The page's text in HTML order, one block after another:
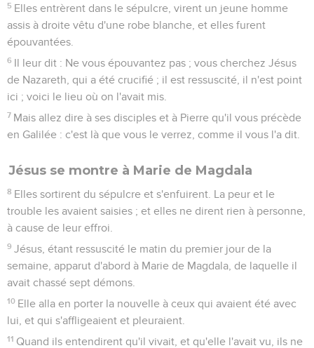
5 Elles entrèrent dans le sépulcre, virent un jeune homme
assis à droite vêtu d'une robe blanche, et elles furent
épouvantées.
6 Il leur dit : Ne vous épouvantez pas ; vous cherchez Jésus
de Nazareth, qui a été crucifié ; il est ressuscité, il n'est point
ici ; voici le lieu où on l'avait mis.
7 Mais allez dire à ses disciples et à Pierre qu'il vous précède
en Galilée : c'est là que vous le verrez, comme il vous l'a dit.
Jésus se montre à Marie de Magdala
8 Elles sortirent du sépulcre et s'enfuirent. La peur et le
trouble les avaient saisies ; et elles ne dirent rien à personne,
à cause de leur effroi.
9 Jésus, étant ressuscité le matin du premier jour de la
semaine, apparut d'abord à Marie de Magdala, de laquelle il
avait chassé sept démons.
10 Elle alla en porter la nouvelle à ceux qui avaient été avec
lui, et qui s'affligeaient et pleuraient.
11 Quand ils entendirent qu'il vivait, et qu'elle l'avait vu, ils ne